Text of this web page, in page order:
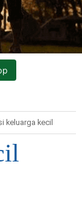
keluarga kecil